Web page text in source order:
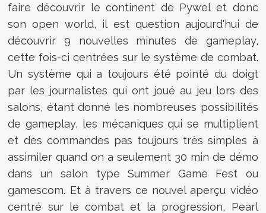
faire découvrir le continent de Pywel et donc
son open world, il est question aujourd'hui de
découvrir 9 nouvelles minutes de gameplay,
cette fois-ci centrées sur le système de combat.
Un système qui a toujours été pointé du doigt
par les journalistes qui ont joué au jeu lors des
salons, étant donné les nombreuses possibilités
de gameplay, les mécaniques qui se multiplient
et des commandes pas toujours très simples à
assimiler quand on a seulement 30 min de démo
dans un salon type Summer Game Fest ou
gamescom. Et à travers ce nouvel aperçu vidéo
centré sur le combat et la progression, Pearl